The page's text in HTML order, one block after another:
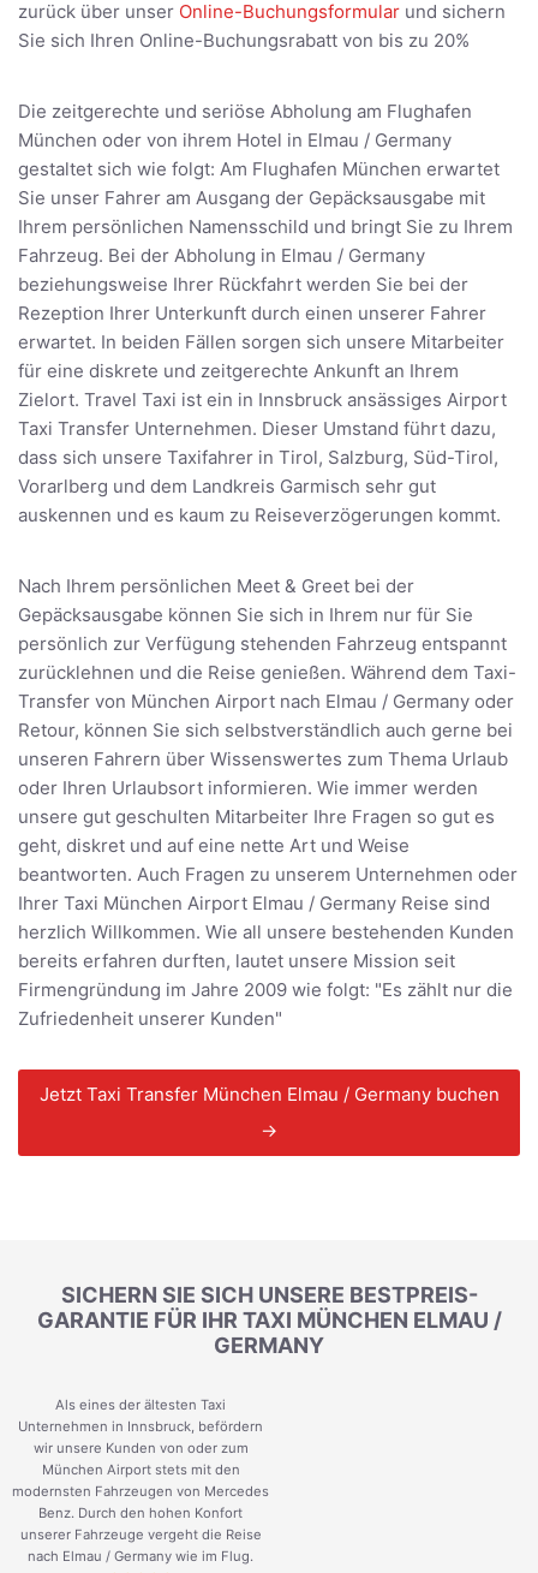
zurück über unser Online-Buchungsformular und sichern
Sie sich Ihren Online-Buchungsrabatt von bis zu 20%
Die zeitgerechte und seriöse Abholung am Flughafen
München oder von ihrem Hotel in Elmau / Germany
gestaltet sich wie folgt: Am Flughafen München erwartet
Sie unser Fahrer am Ausgang der Gepäcksausgabe mit
Ihrem persönlichen Namensschild und bringt Sie zu Ihrem
Fahrzeug. Bei der Abholung in Elmau / Germany
beziehungsweise Ihrer Rückfahrt werden Sie bei der
Rezeption Ihrer Unterkunft durch einen unserer Fahrer
erwartet. In beiden Fällen sorgen sich unsere Mitarbeiter
für eine diskrete und zeitgerechte Ankunft an Ihrem
Zielort. Travel Taxi ist ein in Innsbruck ansässiges Airport
Taxi Transfer Unternehmen. Dieser Umstand führt dazu,
dass sich unsere Taxifahrer in Tirol, Salzburg, Süd-Tirol,
Vorarlberg und dem Landkreis Garmisch sehr gut
auskennen und es kaum zu Reiseverzögerungen kommt.
Nach Ihrem persönlichen Meet & Greet bei der
Gepäcksausgabe können Sie sich in Ihrem nur für Sie
persönlich zur Verfügung stehenden Fahrzeug entspannt
zurücklehnen und die Reise genießen. Während dem Taxi-
Transfer von München Airport nach Elmau / Germany oder
Retour, können Sie sich selbstverständlich auch gerne bei
unseren Fahrern über Wissenswertes zum Thema Urlaub
oder Ihren Urlaubsort informieren. Wie immer werden
unsere gut geschulten Mitarbeiter Ihre Fragen so gut es
geht, diskret und auf eine nette Art und Weise
beantworten. Auch Fragen zu unserem Unternehmen oder
Ihrer Taxi München Airport Elmau / Germany Reise sind
herzlich Willkommen. Wie all unsere bestehenden Kunden
bereits erfahren durften, lautet unsere Mission seit
Firmengründung im Jahre 2009 wie folgt: "Es zählt nur die
Zufriedenheit unserer Kunden"
Jetzt Taxi Transfer München Elmau / Germany buchen
→
SICHERN SIE SICH UNSERE BESTPREIS-
GARANTIE FÜR IHR TAXI MÜNCHEN ELMAU /
GERMANY
Als eines der ältesten Taxi
Unternehmen in Innsbruck, befördern
wir unsere Kunden von oder zum
München Airport stets mit den
modernsten Fahrzeugen von Mercedes
Benz. Durch den hohen Konfort
unserer Fahrzeuge vergeht die Reise
nach Elmau / Germany wie im Flug.